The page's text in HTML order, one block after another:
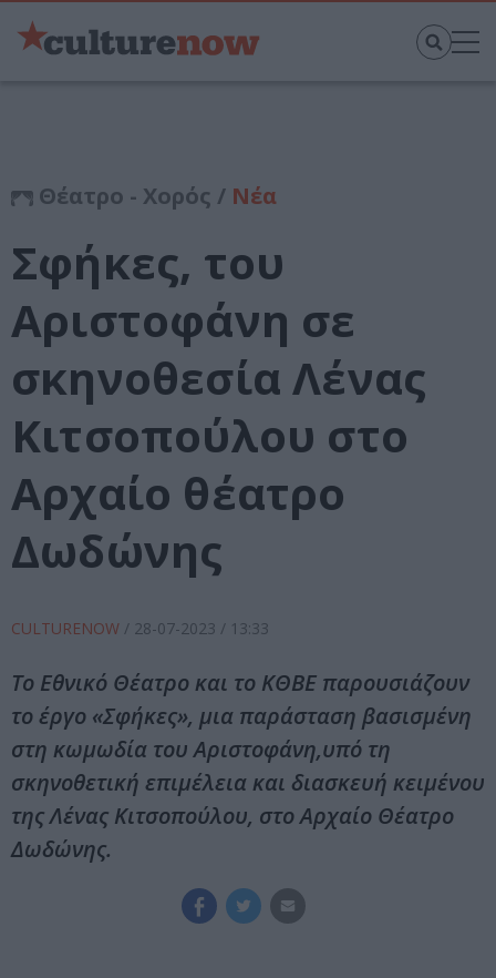
Θέατρο - Χορός / Νέα
Σφήκες, του
Αριστοφάνη σε
σκηνοθεσία Λένας
Κιτσοπούλου στο
Αρχαίο θέατρο
Δωδώνης
CULTURENOW / 28-07-2023 / 13:33
Το Εθνικό Θέατρο και το ΚΘΒΕ παρουσιάζουν
το έργο «Σφήκες», μια παράσταση βασισμένη
στη κωμωδία του Αριστοφάνη,υπό τη
σκηνοθετική επιμέλεια και διασκευή κειμένου
της Λένας Κιτσοπούλου, στο Αρχαίο Θέατρο
Δωδώνης.